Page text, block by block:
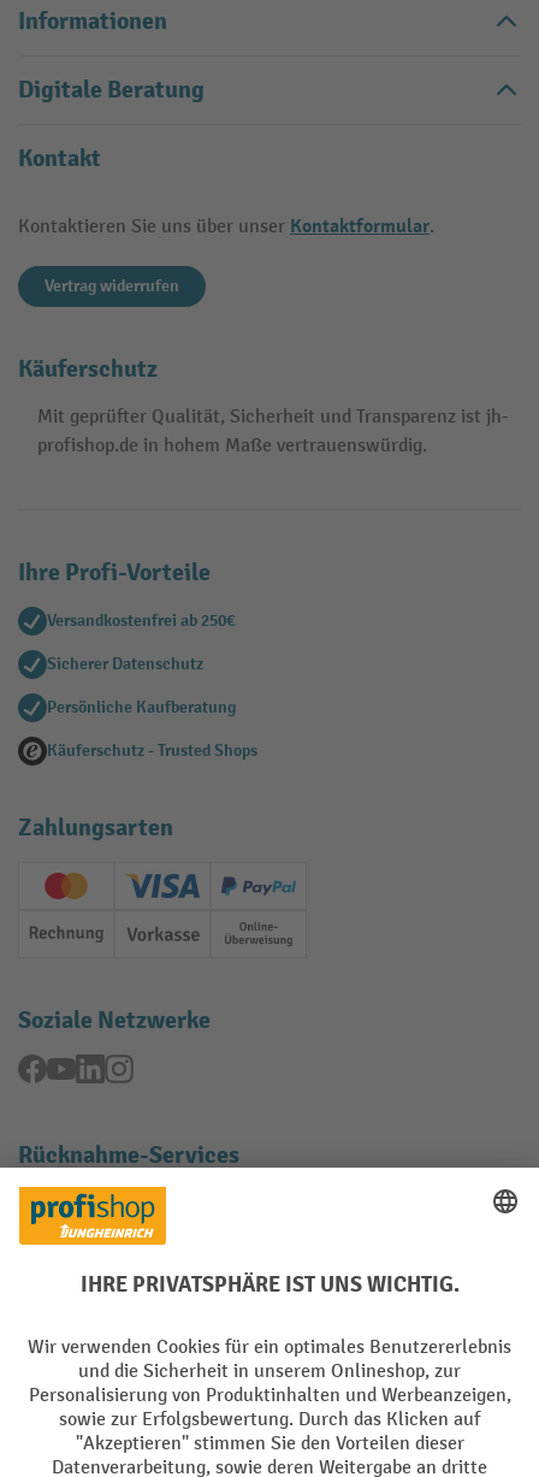
Informationen
Digitale Beratung
Kontakt
Kontaktieren Sie uns über unser Kontaktformular.
Vertrag widerrufen
Käuferschutz
Mit geprüfter Qualität, Sicherheit und Transparenz ist jh-
profishop.de in hohem Maße vertrauenswürdig.
Ihre Profi-Vorteile
Versandkostenfrei ab 250€
Sicherer Datenschutz
Persönliche Kaufberatung
Käuferschutz - Trusted Shops
Zahlungsarten
Creditcard (Master)Creditcard (Visa)
PayPal
Rechnung Vorkasse Online-Überweisung
Soziale Netzwerke
Facebook
YouTubeLinkedInInstagram
Rücknahme-Services
Elektrogeräte Rückname
Batterie Rückname
Impressum Datenschutz